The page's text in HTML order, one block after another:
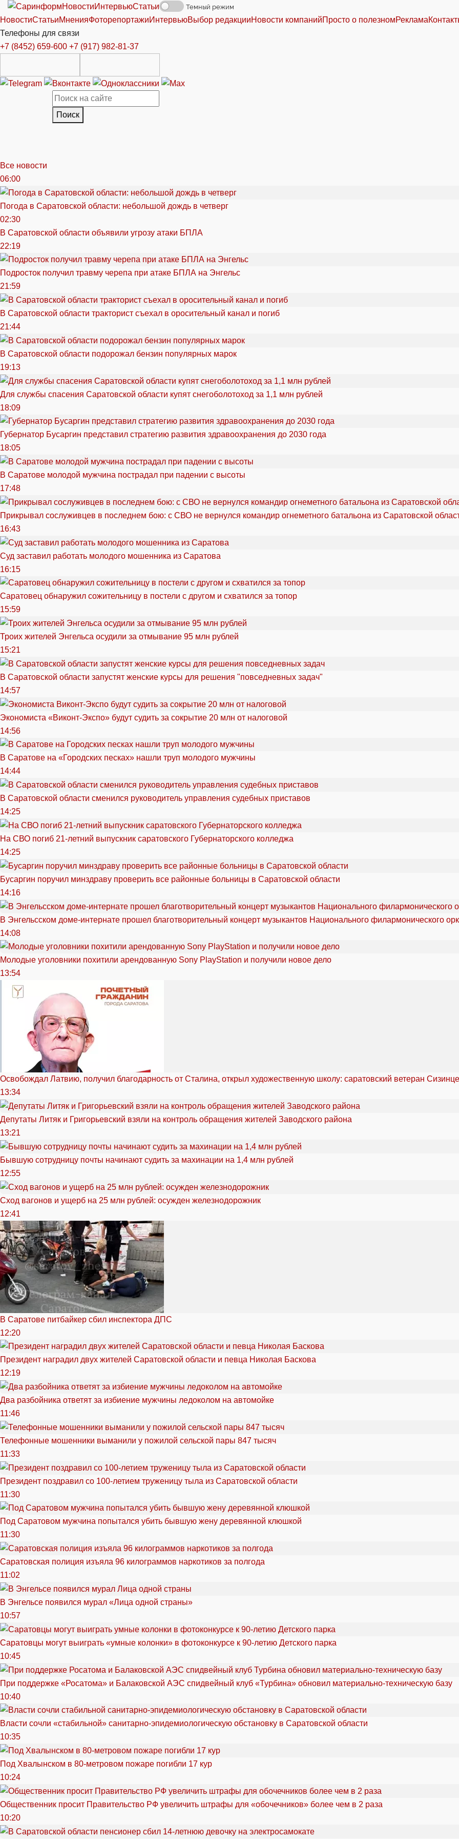
НовостиИнтервьюСтатьи Темный режим
НовостиСтатьиМненияФоторепортажиИнтервьюВыбор редакцииНовости компанийПросто о полезномРеклама
Телефоны для связи
+7 (8452) 659-600 +7 (917) 982-81-37
Поиск
Все новости
06:00
Погода в Саратовской области: небольшой дождь в четверг
02:30
В Саратовской области объявили угрозу атаки БПЛА
22:19
Подросток получил травму черепа при атаке БПЛА на Энгельс
21:59
В Саратовской области тракторист съехал в оросительный канал и погиб
21:44
В Саратовской области подорожал бензин популярных марок
19:13
Для службы спасения Саратовской области купят снегоболотоход за 1,1 млн рублей
18:09
Губернатор Бусаргин представил стратегию развития здравоохранения до 2030 года
18:05
В Саратове молодой мужчина пострадал при падении с высоты
17:48
Прикрывал сослуживцев в последнем бою: с СВО не вернулся командир огнеметного батальона из Саратовской
16:43
Суд заставил работать молодого мошенника из Саратова
16:15
Саратовец обнаружил сожительницу в постели с другом и схватился за топор
15:59
Троих жителей Энгельса осудили за отмывание 95 млн рублей
15:21
В Саратовской области запустят женские курсы для решения "повседневных задач"
14:57
Экономиста «Виконт-Экспо» будут судить за сокрытие 20 млн от налоговой
14:56
В Саратове на «Городских песках» нашли труп молодого мужчины
14:44
В Саратовской области сменился руководитель управления судебных приставов
14:25
На СВО погиб 21-летний выпускник саратовского Губернаторского колледжа
14:25
Бусаргин поручил минздраву проверить все районные больницы в Саратовской области
14:16
В Энгельсском доме-интернате прошел благотворительный концерт музыкантов Национального филармонического
14:08
Молодые уголовники похитили арендованную Sony PlayStation и получили новое дело
13:54
Освобождал Латвию, получил благодарность от Сталина, открыл художественную школу: саратовский ветеран
13:34
Депутаты Литяк и Григорьевский взяли на контроль обращения жителей Заводского района
13:21
Бывшую сотрудницу почты начинают судить за махинации на 1,4 млн рублей
12:55
Сход вагонов и ущерб на 25 млн рублей: осужден железнодорожник
12:41
В Саратове питбайкер сбил инспектора ДПС
12:20
Президент наградил двух жителей Саратовской области и певца Николая Баскова
12:19
Два разбойника ответят за избиение мужчины ледоколом на автомойке
11:46
Телефонные мошенники выманили у пожилой сельской пары 847 тысяч
11:33
Президент поздравил со 100-летием труженицу тыла из Саратовской области
11:30
Под Саратовом мужчина попытался убить бывшую жену деревянной клюшкой
11:30
Саратовская полиция изъяла 96 килограммов наркотиков за полгода
11:02
В Энгельсе появился мурал «Лица одной страны»
10:57
Саратовцы могут выиграть «умные колонки» в фотоконкурсе к 90-летию Детского парка
10:45
При поддержке «Росатома» и Балаковской АЭС спидвейный клуб «Турбина» обновил материально-техническую базу
10:40
Власти сочли «стабильной» санитарно-эпидемиологическую обстановку в Саратовской области
10:35
Под Хвалынском в 80-метровом пожаре погибли 17 кур
10:24
Общественник просит Правительство РФ увеличить штрафы для «обочечников» более чем в 2 раза
10:20